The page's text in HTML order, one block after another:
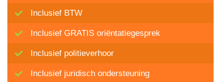
Inclusief BTW
Inclusief GRATIS oriëntatiegesprek
Inclusief politieverhoor
Inclusief juridisch ondersteuning